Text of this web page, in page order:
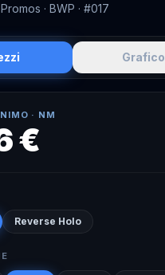
· BWP · #017
Grafico
· NM
€
Reverse Holo